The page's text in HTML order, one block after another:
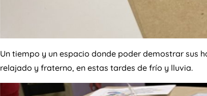
Un tiempo y un espacio donde poder demostrar sus
relajado y fraterno, en estas tardes de frío y lluvia.